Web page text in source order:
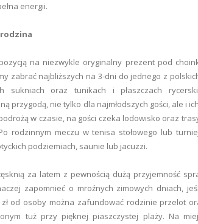
energii.
na niezwykle oryginalny prezent pod
zabrać najbliższych na 3-dni do jednego z
sukniach oraz tunikach i płaszczach
przygodą, nie tylko dla najmłodszych gości, ale i
w czasie, na gości czeka lodowisko oraz
rodzinnym meczu w tenisa stołowego lub
podziemiach, saunie lub jacuzzi.
za latem z pewnością dużą przyjemność
zapomnieć o mroźnych zimowych dniach,
zł od osoby można zafundować rodzinie przelot
tuż przy pięknej piaszczystej plaży. Na